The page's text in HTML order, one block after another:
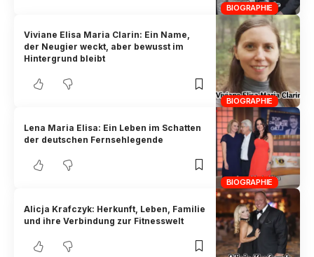
BIOGRAPHIE
BIOGRAPHIE
Viviane Elisa Maria Clarin: Ein Name,
der Neugier weckt, aber bewusst im
Hintergrund bleibt
BIOGRAPHIE
Lena Maria Elisa: Ein Leben im Schatten
der deutschen Fernsehlegende
Alicja Krafczyk: Herkunft, Leben, Familie
und ihre Verbindung zur Fitnesswelt